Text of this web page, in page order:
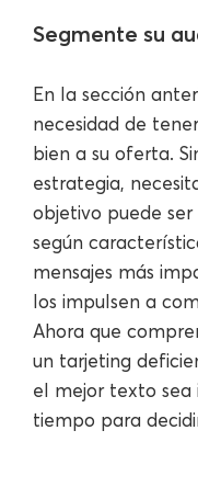
Segmente su
En la sección
necesidad de
bien a su oferta.
estrategia,
objetivo puede
según
mensajes más
los impulsen a
Ahora que
un tarjeting
el mejor texto sea
tiempo para